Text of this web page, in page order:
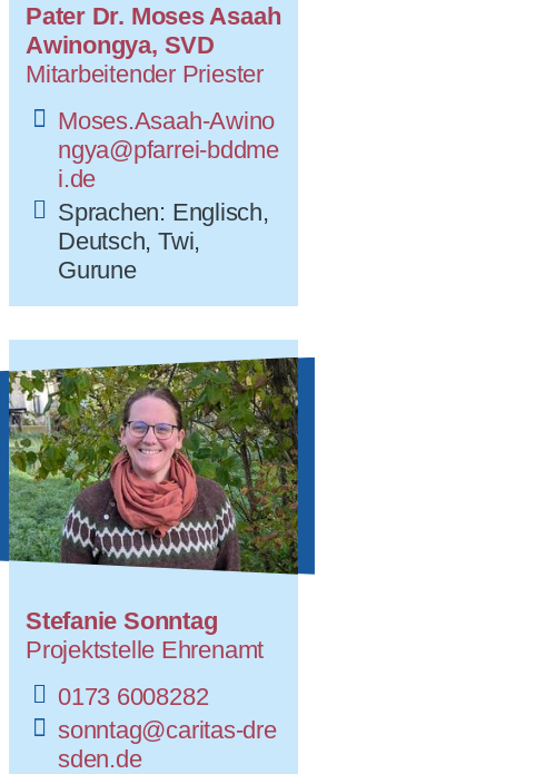
Pater Dr. Moses Asaah
Awinongya, SVD
Mitarbeitender Priester
Moses.Asaah-Awino
ngya@pfarrei-bddme
i.de
Sprachen: Englisch,
Deutsch, Twi,
Gurune
Stefanie Sonntag
Projektstelle Ehrenamt
0173 6008282
sonntag@caritas-dre
sden.de